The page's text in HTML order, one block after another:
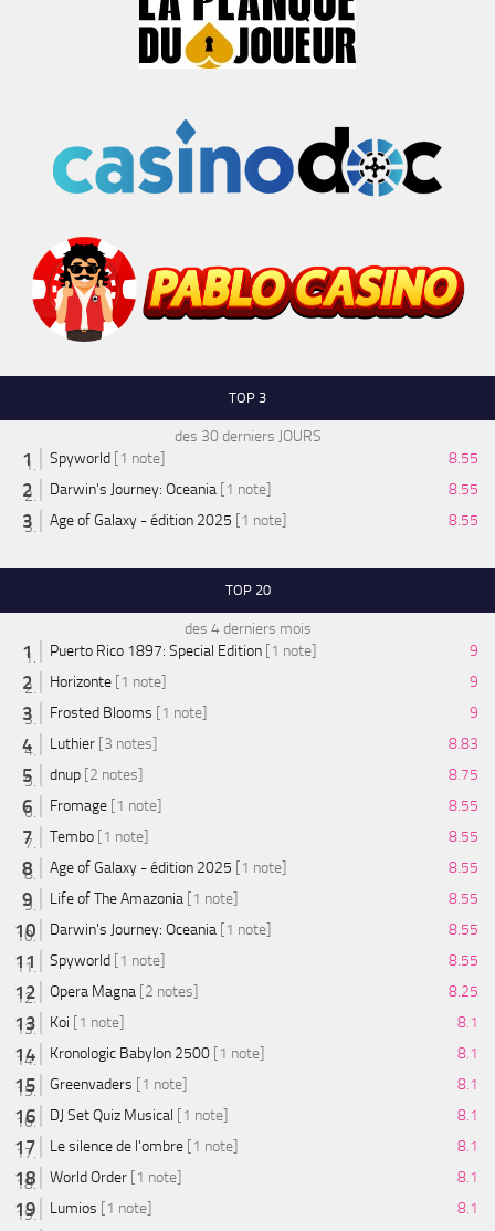
TOP 3
des 30 derniers JOURS
Spyworld [1 note]
8.55
Darwin's Journey: Oceania [1 note]
8.55
Age of Galaxy - édition 2025 [1 note] 8.55
TOP 20
des 4 derniers mois
Puerto Rico 1897: Special Edition [1 note]
9
Horizonte [1 note]
9
Frosted Blooms [1 note]
9
Luthier [3 notes]
8.83
dnup [2 notes]
8.75
Fromage [1 note]
8.55
Tembo [1 note]
8.55
Age of Galaxy - édition 2025 [1 note]
8.55
Life of The Amazonia [1 note]
8.55
Darwin's Journey: Oceania [1 note]
8.55
Spyworld [1 note]
8.55
Opera Magna [2 notes]
8.25
Koi [1 note]
8.1
Kronologic Babylon 2500 [1 note]
8.1
Greenvaders [1 note]
8.1
DJ Set Quiz Musical [1 note]
8.1
Le silence de l'ombre [1 note]
8.1
World Order [1 note]
8.1
Lumios [1 note]
8.1